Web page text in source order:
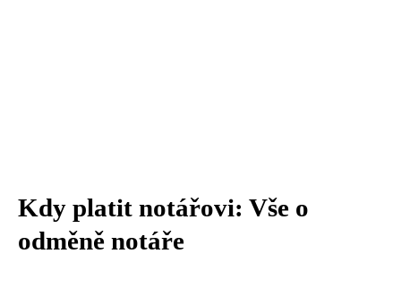
Kdy platit notářovi: Vše o
odměně notáře